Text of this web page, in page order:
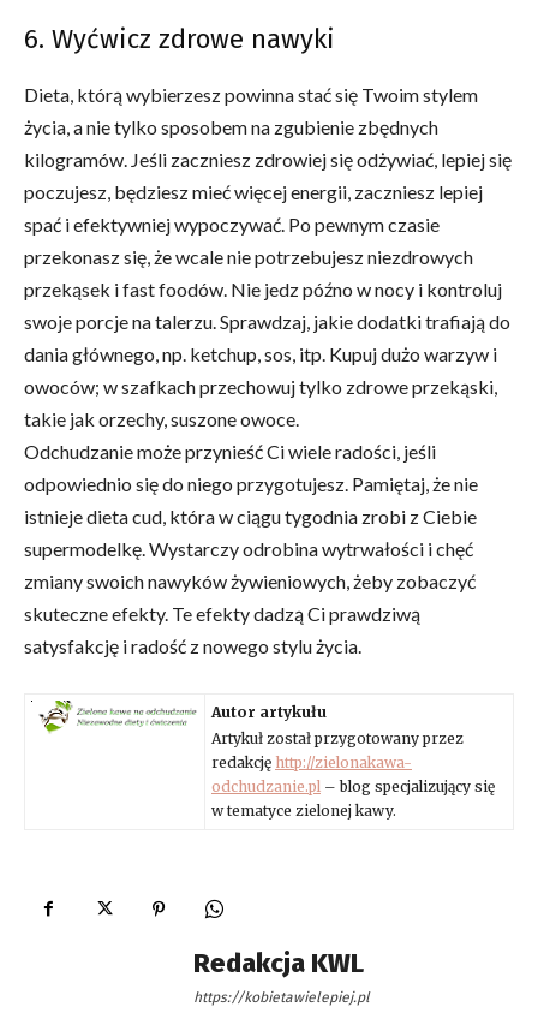
6. Wyćwicz zdrowe nawyki
Dieta, którą wybierzesz powinna stać się Twoim stylem
życia, a nie tylko sposobem na zgubienie zbędnych
kilogramów. Jeśli zaczniesz zdrowiej się odżywiać, lepiej się
poczujesz, będziesz mieć więcej energii, zaczniesz lepiej
spać i efektywniej wypoczywać. Po pewnym czasie
przekonasz się, że wcale nie potrzebujesz niezdrowych
przekąsek i fast foodów. Nie jedz późno w nocy i kontroluj
swoje porcje na talerzu. Sprawdzaj, jakie dodatki trafiają do
dania głównego, np. ketchup, sos, itp. Kupuj dużo warzyw i
owoców; w szafkach przechowuj tylko zdrowe przekąski,
takie jak orzechy, suszone owoce.
Odchudzanie może przynieść Ci wiele radości, jeśli
odpowiednio się do niego przygotujesz. Pamiętaj, że nie
istnieje dieta cud, która w ciągu tygodnia zrobi z Ciebie
supermodelkę. Wystarczy odrobina wytrwałości i chęć
zmiany swoich nawyków żywieniowych, żeby zobaczyć
skuteczne efekty. Te efekty dadzą Ci prawdziwą
satysfakcję i radość z nowego stylu życia.
Autor artykułu
Artykuł został przygotowany przez
redakcję http://zielonakawa-
odchudzanie.pl – blog specjalizujący się
w tematyce zielonej kawy.
Redakcja KWL
https://kobietawielepiej.pl